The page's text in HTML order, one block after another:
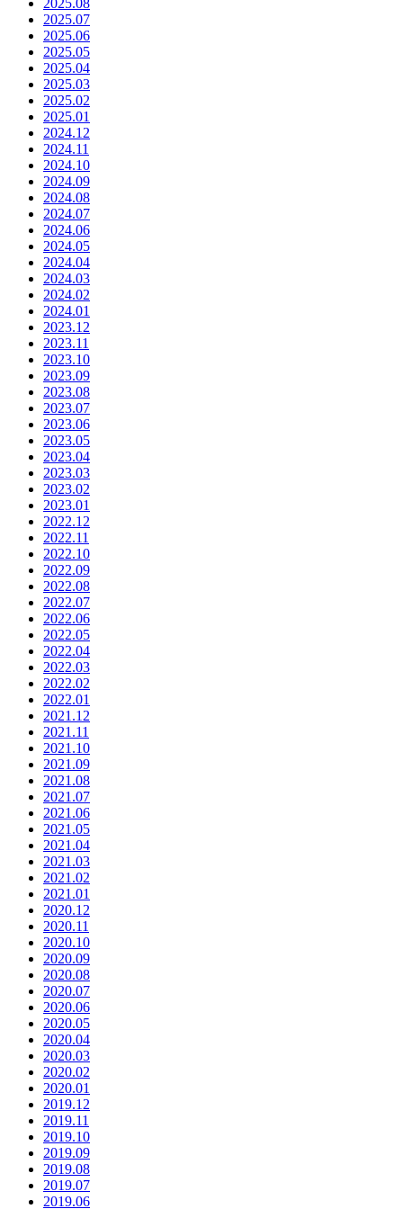
2025.08
2025.07
2025.06
2025.05
2025.04
2025.03
2025.02
2025.01
2024.12
2024.11
2024.10
2024.09
2024.08
2024.07
2024.06
2024.05
2024.04
2024.03
2024.02
2024.01
2023.12
2023.11
2023.10
2023.09
2023.08
2023.07
2023.06
2023.05
2023.04
2023.03
2023.02
2023.01
2022.12
2022.11
2022.10
2022.09
2022.08
2022.07
2022.06
2022.05
2022.04
2022.03
2022.02
2022.01
2021.12
2021.11
2021.10
2021.09
2021.08
2021.07
2021.06
2021.05
2021.04
2021.03
2021.02
2021.01
2020.12
2020.11
2020.10
2020.09
2020.08
2020.07
2020.06
2020.05
2020.04
2020.03
2020.02
2020.01
2019.12
2019.11
2019.10
2019.09
2019.08
2019.07
2019.06